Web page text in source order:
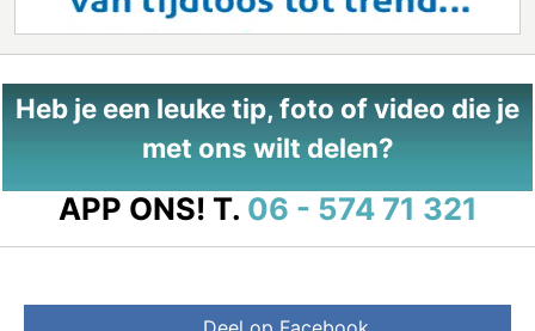
Heb je een leuke tip, foto of video die je
met ons wilt delen?
APP ONS! T. 06 - 574 71 321